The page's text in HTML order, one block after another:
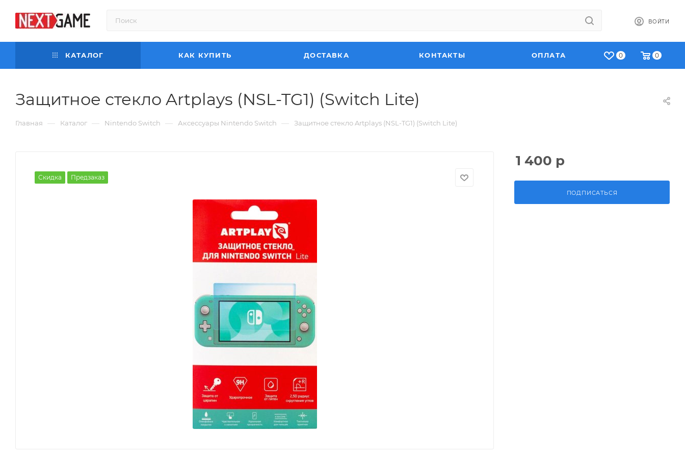
ВОЙТИ
0 0
КАТАЛОГ КАК КУПИТЬ ДОСТАВКА КОНТАКТЫ ОПЛАТА
Защитное стекло Artplays (NSL-TG1) (Switch Lite)
Главная — Каталог — Nintendo Switch — Аксессуары Nintendo Switch — Защитное стекло Artplays (NSL-TG1) (Switch Lite)
Скидка Предзаказ
1 400 р
ПОДПИСАТЬСЯ